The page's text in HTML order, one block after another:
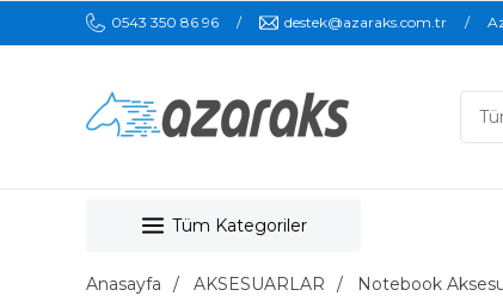
0543 350 86 96 destek@azaraks.com.tr
Tüm Kategoriler
Anasayfa AKSESUARLAR Notebook